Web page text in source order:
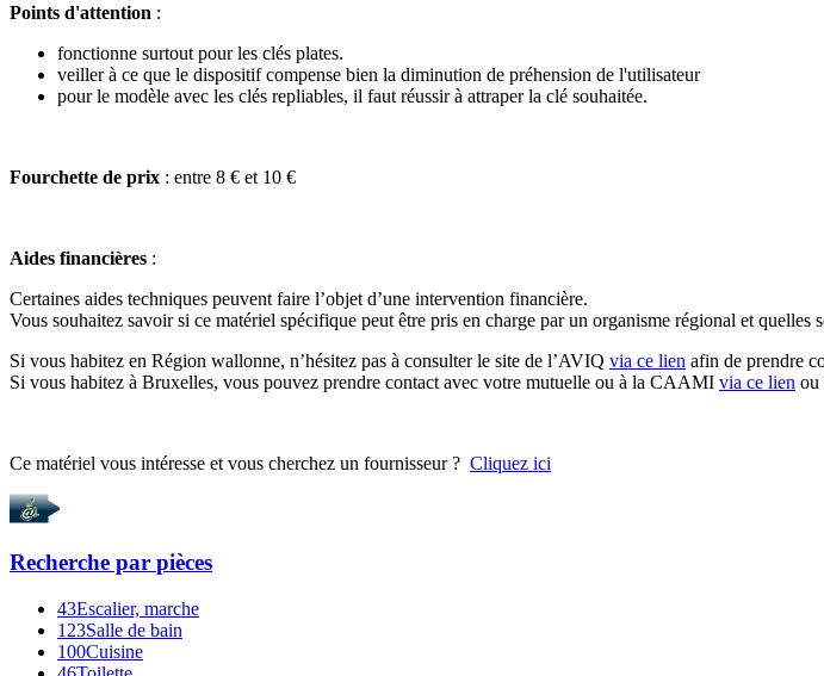
Points d'attention :
fonctionne surtout pour les clés plates.
veiller à ce que le dispositif compense bien la diminution de préhension de l'utilisateur
pour le modèle avec les clés repliables, il faut réussir à attraper la clé souhaitée.
Fourchette de prix : entre 8 € et 10 €
Aides financières :
Certaines aides techniques peuvent faire l’objet d’une intervention financière.
Vous souhaitez savoir si ce matériel spécifique peut être pris en charge par un organisme régional et
Si vous habitez en Région wallonne, n’hésitez pas à consulter le site de l’AVIQ via ce lien afin de prendre
Si vous habitez à Bruxelles, vous pouvez prendre contact avec votre mutuelle ou à la CAAMI via ce lien ou
Ce matériel vous intéresse et vous cherchez un fournisseur ? Cliquez ici
Recherche par pièces
43Escalier, marche
123Salle de bain
100Cuisine